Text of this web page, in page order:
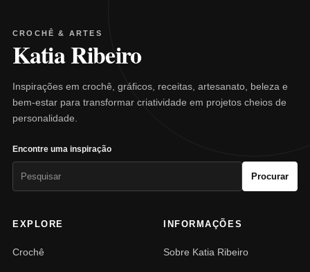
CROCHÊ & ARTES
Katia Ribeiro
Inspirações em crochê, gráficos, receitas, artesanato, beleza e
bem-estar para transformar criatividade em projetos cheios de
personalidade.
Encontre uma inspiração
Procurar
EXPLORE
Crochê
INFORMAÇÕES
Sobre Katia Ribeiro